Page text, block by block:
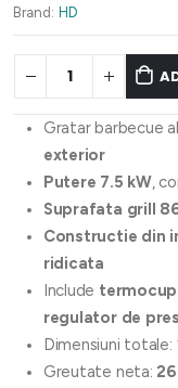
Brand: HD
Gratar barbecue
exterior
Putere 7.5 kW,
Suprafata grill
Constructie din
ridicata
Include
regulator de
Dimensiuni totale:
Greutate neta: